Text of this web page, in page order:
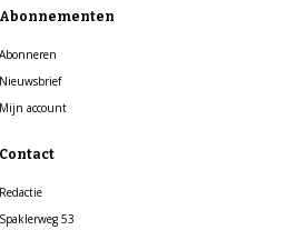
Abonnementen
Abonneren
Nieuwsbrief
Mijn account
Contact
Redactie
Spaklerweg 53